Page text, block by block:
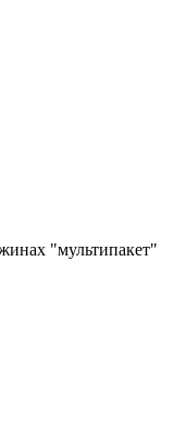
"мультипакет"